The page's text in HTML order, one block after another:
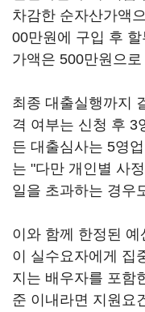
차감한 순자산가액
00만원에 구입 후
가액은 500만원으
최종 대출실행까지
격 여부는 신청 후 3
든 대출심사는 5영
는 "다만 개인별 사
일을 초과하는 경우
이와 함께 한정된
이 실수요자에게 집
지는 배우자를 포함
준 이내라면 지원요